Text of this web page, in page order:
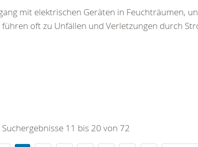
mit elektrischen Geräten in Feuchträumen,
oft zu Unfällen und Verletzungen durch
Suchergebnisse 11 bis 20 von 72